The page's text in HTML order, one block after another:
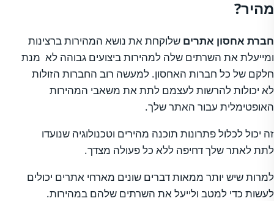
מהיר?
חברת אחסון אתרים שלוקחת את נושא המהירות ברצינות
ומייעלת את השרתים שלה למהירות ביצועים גבוהה לא מנת
חלקם של כל חברות האחסון. למעשה רוב החברות הזולות
לא יכולות להרשות לעצמם לתת את משאבי המהירות
האופטימלית עבור האתר שלך.
זה יכול לכלול פתרונות תוכנה מהירים וטכנולוגיה שנועדו
לתת לאתר שלך דחיפה ללא כל פעולה מצדך.
למרות שיש יותר ממאות דברים שונים מארחי אתרים יכולים
לעשות כדי למטב ולייעל את השרתים שלהם במהירות.